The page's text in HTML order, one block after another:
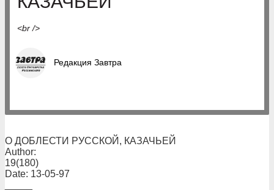
<br />
Редакция Завтра
О ДОБЛЕСТИ РУССКОЙ, КАЗАЧЬЕЙ
Author:
19(180)
Date: 13-05-97